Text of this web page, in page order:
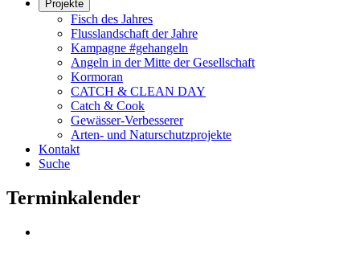
Projekte
Fisch des Jahres
Flusslandschaft der Jahre
Kampagne #gehangeln
Angeln in der Mitte der Gesellschaft
Kormoran
CATCH & CLEAN DAY
Catch & Cook
Gewässer-Verbesserer
Arten- und Naturschutzprojekte
Kontakt
Suche
Terminkalender